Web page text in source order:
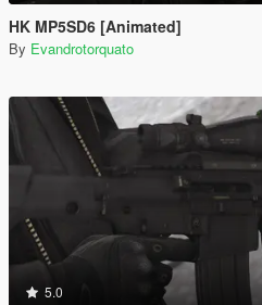
HK MP5SD6 [Animated]
By Evandrotorquato
5.0